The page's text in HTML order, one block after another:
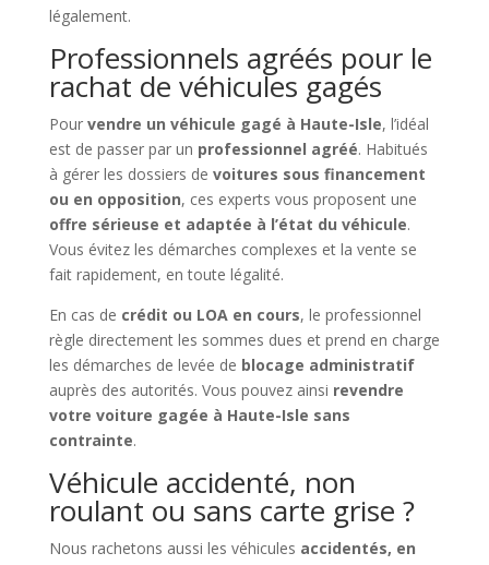
légalement.
Professionnels agréés pour le
rachat de véhicules gagés
Pour vendre un véhicule gagé à Haute-Isle, l’idéal
est de passer par un professionnel agréé. Habitués
à gérer les dossiers de voitures sous financement
ou en opposition, ces experts vous proposent une
offre sérieuse et adaptée à l’état du véhicule.
Vous évitez les démarches complexes et la vente se
fait rapidement, en toute légalité.
En cas de crédit ou LOA en cours, le professionnel
règle directement les sommes dues et prend en charge
les démarches de levée de blocage administratif
auprès des autorités. Vous pouvez ainsi revendre
votre voiture gagée à Haute-Isle sans
contrainte.
Véhicule accidenté, non
roulant ou sans carte grise ?
Nous rachetons aussi les véhicules accidentés, en